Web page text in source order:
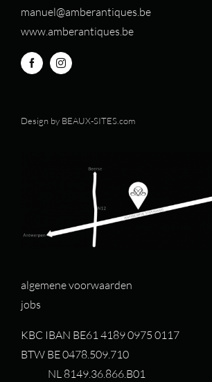
manuel@amberantiques.be
www.amberantiques.be
Design by BEAUX-SITES.com
algemene voorwaarden
jobs
KBC IBAN BE61 4189 0975 0117
BTW BE 0478.509.710
NL 8149.36.866.B01